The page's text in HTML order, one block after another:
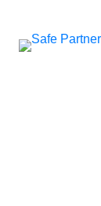
გადასვლა